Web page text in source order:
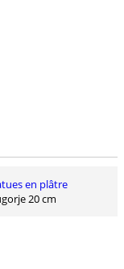
en plâtre
20 cm